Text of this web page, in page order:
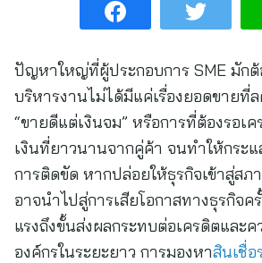
ปัญหาใหญ่ที่ผู้ประกอบการ SME มักต้
บริหารงานไม่ได้มีแค่เรื่องยอดขายที่
“ขายดีแต่เงินจม” หรือการที่ต้องรอเ
เงินที่ยาวนานจากคู่ค้า จนทำให้กระแ
การติดขัด หากปล่อยให้ธุรกิจเข้าสู่สภ
อาจนำไปสู่การเสียโอกาสทางธุรกิจ
แรงถึงขั้นส่งผลกระทบต่อเครดิตและค
องค์กรในระยะยาว การมองหาสินเชื่